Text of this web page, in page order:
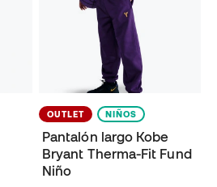
OUTLET NIÑOS
Pantalón largo Kobe
Bryant Therma-Fit Fund
Niño